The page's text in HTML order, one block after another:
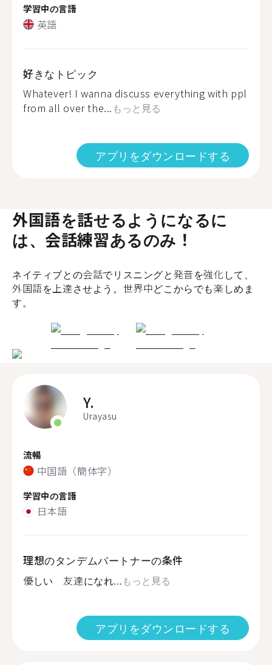
学習中の言語
英語
好きなトピック
Whatever! I wanna discuss everything with ppl
from all over the... もっと見る
アプリをダウンロードする
外国語を話せるようになるに
は、会話練習あるのみ！
ネイティブとの会話でリスニングと発音を強化して、
外国語を上達させよう。世界中どこからでも楽しめま
す。
Y.
Urayasu
流暢
中国語（簡体字）
学習中の言語
日本語
理想のタンデムパートナーの条件
優しい 友達になれ...もっと見る
アプリをダウンロードする